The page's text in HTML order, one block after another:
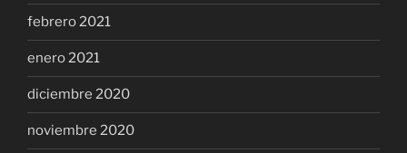
febrero 2021
enero 2021
diciembre 2020
noviembre 2020